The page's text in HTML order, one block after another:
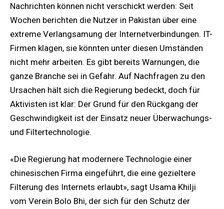
Nachrichten können nicht verschickt werden: Seit
Wochen berichten die Nutzer in Pakistan über eine
extreme Verlangsamung der Internetverbindungen. IT-
Firmen klagen, sie könnten unter diesen Umständen
nicht mehr arbeiten. Es gibt bereits Warnungen, die
ganze Branche sei in Gefahr. Auf Nachfragen zu den
Ursachen hält sich die Regierung bedeckt, doch für
Aktivisten ist klar: Der Grund für den Rückgang der
Geschwindigkeit ist der Einsatz neuer Überwachungs-
und Filtertechnologie.
«Die Regierung hat modernere Technologie einer
chinesischen Firma eingeführt, die eine gezieltere
Filterung des Internets erlaubt», sagt Usama Khilji
vom Verein Bolo Bhi, der sich für den Schutz der